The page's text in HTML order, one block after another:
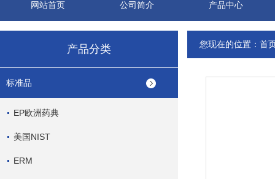
网站首页 公司简介 产品中心
产品分类
标准品
EP欧洲药典
美国NIST
ERM
您现在的位置： 首